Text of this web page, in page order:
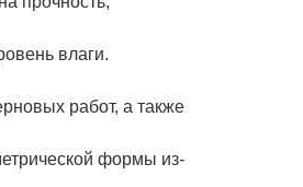
влаги.
работ, а также
формы из-